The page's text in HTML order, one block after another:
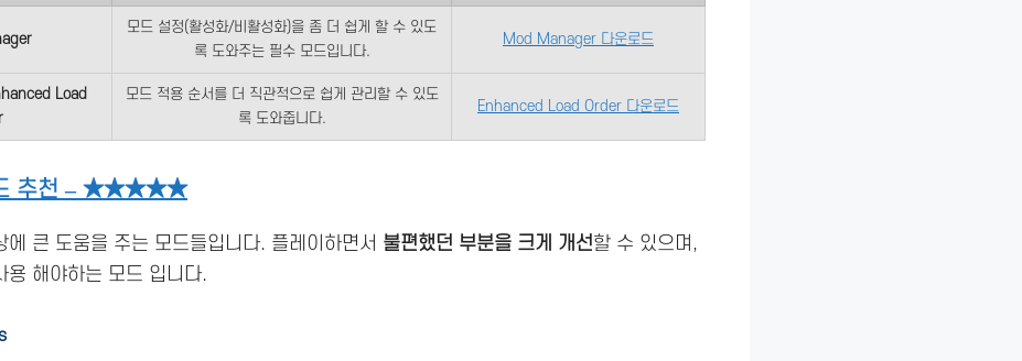
모드 설정(활성화/비활성화)을 좀 더 쉽게 할 수 있도
록 도와주는 필수 모드입니다.
Mod Manager 다운로드
Load
모드 적용 순서를 더 직관적으로 쉽게 관리할 수 있도
록 도와줍니다.
Enhanced Load Order 다운로드
추천 – ★★★★★
에 큰 도움을 주는 모드들입니다. 플레이하면서 불편했던 부분을 크게 개선할 수 있으며,
용 해야하는 모드 입니다.